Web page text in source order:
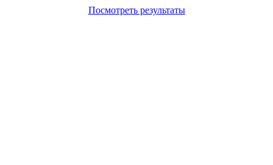
Посмотреть результаты